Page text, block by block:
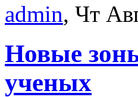
admin, Чт
Новые
ученых